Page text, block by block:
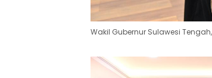
Wakil Gubernur Sulawesi Tengah,